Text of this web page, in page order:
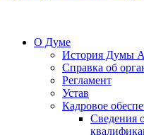
О Думе
История Думы
Справка об
Регламент
Устав
Кадровое
Сведения